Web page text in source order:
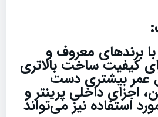
با برندهای معروف و
کیفیت ساخت بالاتری
عمر بیشتری دست
اجزای داخلی پرینتر و
استفاده نیز می‌تواند